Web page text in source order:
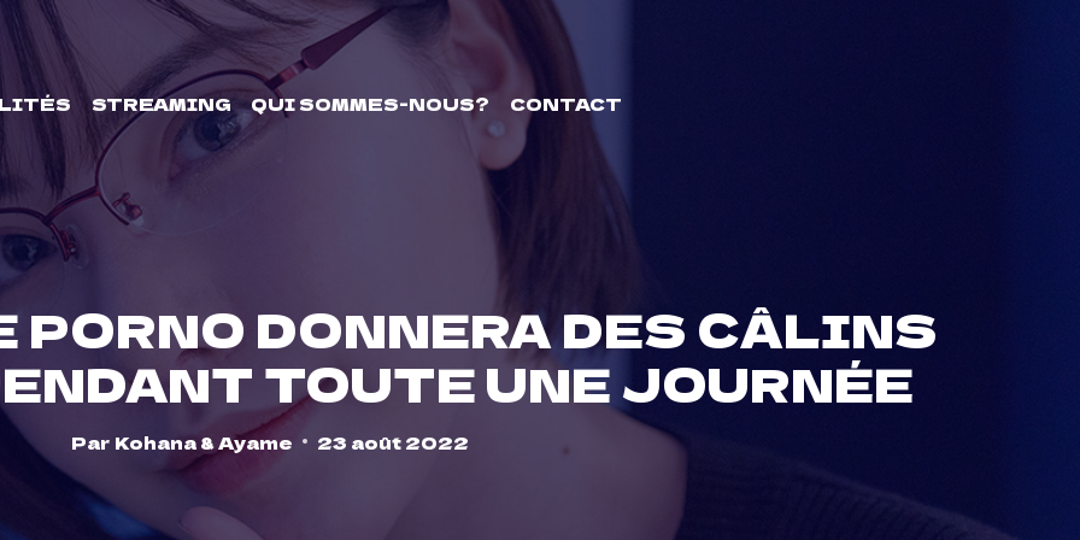
STREAMING QUI SOMMES-NOUS? CONTACT
PORNO DONNERA DES CÂLINS
TOUTE UNE JOURNÉE
Par Kohana & Ayame 23 août 2022